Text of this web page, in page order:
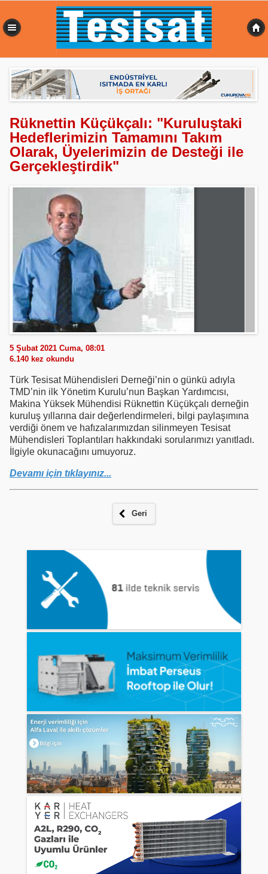
Rüknettin Küçükçalı: "Kuruluştaki
Hedeflerimizin Tamamını Takım
Olarak, Üyelerimizin de Desteği ile
Gerçekleştirdik"
5 Şubat 2021 Cuma, 08:01
6.140 kez okundu
Türk Tesisat Mühendisleri Derneği’nin o günkü adıyla
TMD’nin ilk Yönetim Kurulu’nun Başkan Yardımcısı,
Makina Yüksek Mühendisi Rüknettin Küçükçalı derneğin
kuruluş yıllarına dair değerlendirmeleri, bilgi paylaşımına
verdiği önem ve hafızalarımızdan silinmeyen Tesisat
Mühendisleri Toplantıları hakkındaki sorularımızı yanıtladı.
İlgiyle okunacağını umuyoruz.
Devamı için tıklayınız...
Geri
0,367 sn